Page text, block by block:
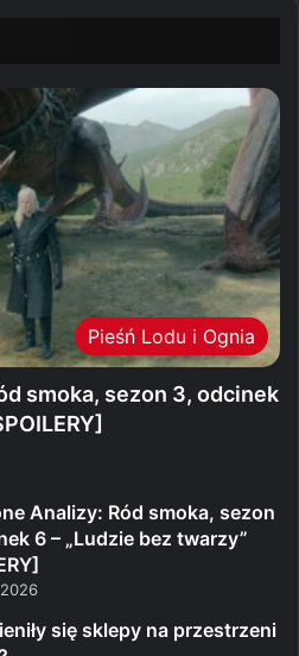
Pieśń Lodu i Ognia
smoka, sezon 3, odcinek
Analizy: Ród smoka, sezon
6 – „Ludzie bez twarzy”
się sklepy na przestrzeni